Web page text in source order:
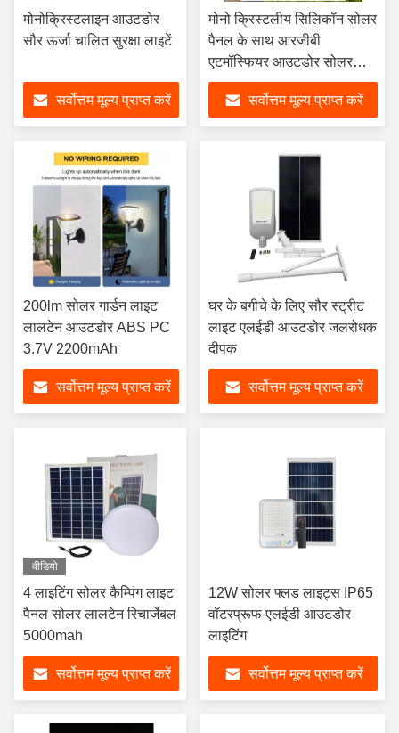
मोनोक्रिस्टलाइन आउटडोर
सौर ऊर्जा चालित सुरक्षा लाइटें
सर्वोत्तम मूल्य प्राप्त करें
मोनो क्रिस्टलीय सिलिकॉन सोलर
पैनल के साथ आरजीबी
एटमॉस्फियर आउटडोर सोलर
गार्डन लाइट
सर्वोत्तम मूल्य प्राप्त करें
200lm सोलर गार्डन लाइट
लालटेन आउटडोर ABS PC
3.7V 2200mAh
सर्वोत्तम मूल्य प्राप्त करें
घर के बगीचे के लिए सौर स्ट्रीट
लाइट एलईडी आउटडोर जलरोधक
दीपक
सर्वोत्तम मूल्य प्राप्त करें
वीडियो
4 लाइटिंग सोलर कैम्पिंग लाइट
पैनल सोलर लालटेन रिचार्जेबल
5000mah
सर्वोत्तम मूल्य प्राप्त करें
12W सोलर फ्लड लाइट्स IP65
वॉटरप्रूफ एलईडी आउटडोर
लाइटिंग
सर्वोत्तम मूल्य प्राप्त करें